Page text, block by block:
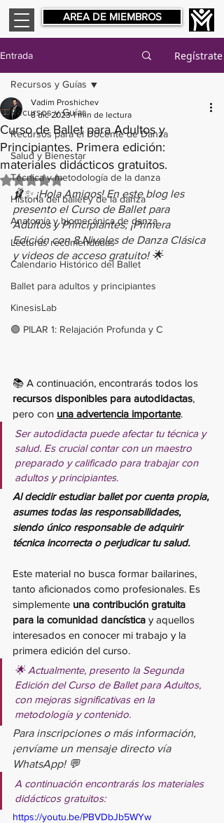
AREA DE MIEMBROS
Entrada Regístrate
Recursos y Guías
Recursos para el Docente de Danza
Salud y Bienestar
Técnica y metodología de la danza
Historia del ballet y de la danza
Anatomía y biomecánica de danza
Lecturas recomendadas
Calendario Histórico del Ballet
Ballet para adultos y principiantes
KinesisLab
🟣 PILAR 1: Relajación Profunda y C
Recursos y Guías
Curso de Ballet para Adultos y
Principiantes. Primera edición:
materiales didácticos gratuitos.
Vadim Proshichev
8 dic 2023 1 min de lectura
Obtuvo NaN de 5 estrellas.
🩰✨ ¡Hola Amigos! En este blog les
presento el Curso de Ballet para
Adultos y Principiantes, ¡Primera
Edición con 8 Niveles de Danza Clásica
y videos de acceso gratuito! 🌟
📚 A continuación, encontrarás todos los
recursos disponibles para autodidactas,
pero con una advertencia importante.
Ser autodidacta puede afectar tu técnica y
salud. Es crucial contar con un maestro
preparado y calificado para trabajar con
adultos y principiantes.
Al decidir estudiar ballet por cuenta propia,
asumes todas las responsabilidades,
siendo único responsable de adquirir
técnica incorrecta o perjudicar tu salud.
Este material no busca formar bailarines,
tanto aficionados como profesionales. Es
simplemente una contribución gratuita
para la comunidad dancística y aquellos
interesados en conocer mi trabajo y la
primera edición del curso.
🌟 Actualmente, presento la Segunda
Edición del Curso de Ballet para Adultos,
con mejoras significativas en la
metodología y contenido.
Para inscripciones o más información,
¡envíame un mensaje directo vía
WhatsApp! 💬
A continuación encontrarás los materiales
didácticos gratuitos:
https://youtu.be/PBVDbJb5WYw